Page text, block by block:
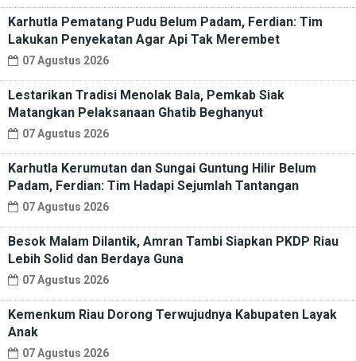
Karhutla Pematang Pudu Belum Padam, Ferdian: Tim
Lakukan Penyekatan Agar Api Tak Merembet
07 Agustus 2026
Lestarikan Tradisi Menolak Bala, Pemkab Siak
Matangkan Pelaksanaan Ghatib Beghanyut
07 Agustus 2026
Karhutla Kerumutan dan Sungai Guntung Hilir Belum
Padam, Ferdian: Tim Hadapi Sejumlah Tantangan
07 Agustus 2026
Besok Malam Dilantik, Amran Tambi Siapkan PKDP Riau
Lebih Solid dan Berdaya Guna
07 Agustus 2026
Kemenkum Riau Dorong Terwujudnya Kabupaten Layak
Anak
07 Agustus 2026